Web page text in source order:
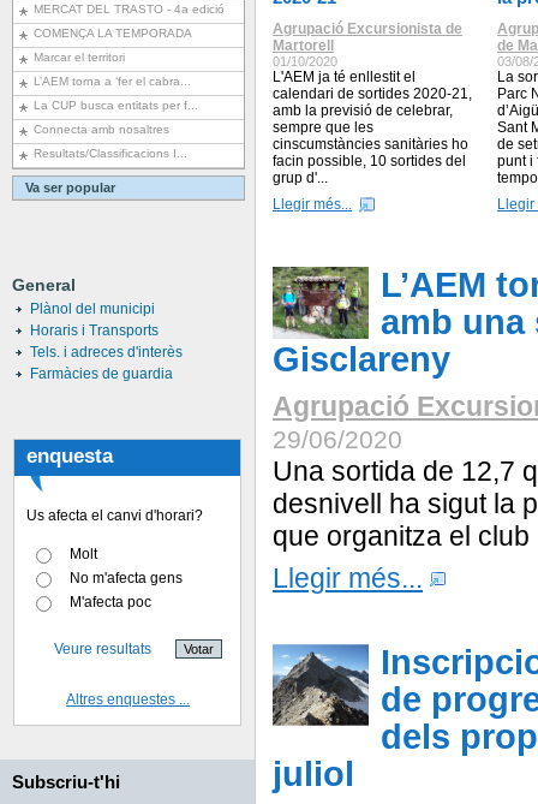
MERCAT DEL TRASTO - 4a edició
COMENÇA LA TEMPORADA
Marcar el territori
L’AEM torna a ‘fer el cabra...
La CUP busca entitats per f...
Connecta amb nosaltres
Resultats/Classificacions I...
Va ser popular
General
Plànol del municipi
Horaris i Transports
Tels. i adreces d'interès
Farmàcies de guardia
enquesta
Us afecta el canvi d'horari?
Molt
No m'afecta gens
M'afecta poc
Veure resultats
Altres enquestes ...
Subscriu-t'hi
Agrupació Excursionista de
Martorell
01/10/2020
L'AEM ja té enllestit el
calendari de sortides 2020-21,
amb la previsió de celebrar,
sempre que les
cinscumstàncies sanitàries ho
facin possible, 10 sortides del
grup d'...
Llegir més...
de
03/08/
La
Parc
Sant
de
punt i
Llegir
L’AEM
amb una
Gisclareny
Agrupació
29/06/2020
Una sortida de 12,7
desnivell ha sigut la
que organitza el
Llegir més...
de
dels
juliol